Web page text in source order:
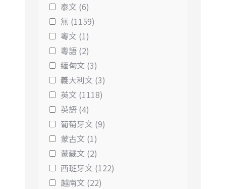
泰文 (6)
無 (1159)
粵文 (1)
粵語 (2)
緬甸文 (3)
義大利文 (3)
英文 (1118)
英語 (4)
葡萄牙文 (9)
蒙古文 (1)
蒙藏文 (2)
西班牙文 (122)
越南文 (22)